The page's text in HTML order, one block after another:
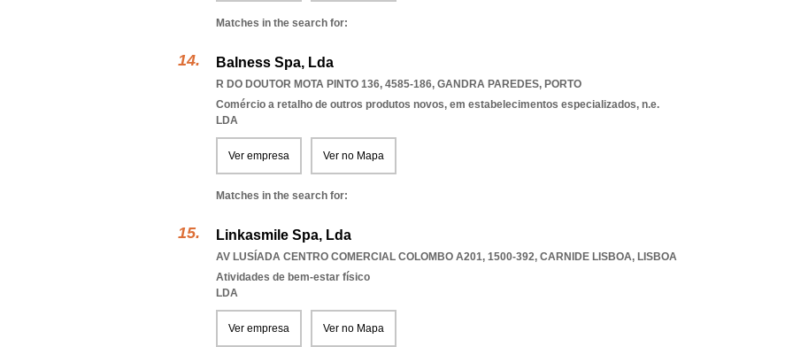
Matches in the search for:
Balness Spa, Lda
R DO DOUTOR MOTA PINTO 136, 4585-186, GANDRA PAREDES, PORTO
Comércio a retalho de outros produtos novos, em estabelecimentos especializados, n.e.
LDA
Ver empresa Ver no Mapa
Matches in the search for:
Linkasmile Spa, Lda
AV LUSÍADA CENTRO COMERCIAL COLOMBO A201, 1500-392, CARNIDE LISBOA, LISBOA
Atividades de bem-estar físico
LDA
Ver empresa Ver no Mapa